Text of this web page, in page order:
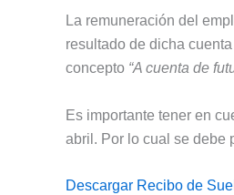
La remuneración del
resultado de dicha
concepto “A cuenta de
Es importante tener en
abril. Por lo cual se debe
Descargar Recibo de